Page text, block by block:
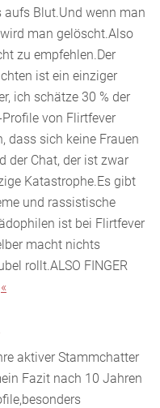
Blut.Und wenn man
man gelöscht.Also
zu empfehlen.Der
ist ein einziger
ich schätze 30 % der
von Flirtfever
dass sich keine Frauen
der Chat, der ist zwar
Katastrophe.Es gibt
und rassistische
ist bei Flirtfever
macht nichts
rollt.ALSO FINGER
«
aktiver Stammchatter
Fazit nach 10 Jahren